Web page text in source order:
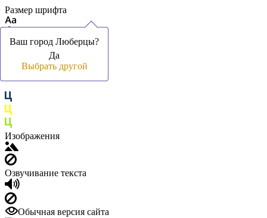
Размер шрифта
Цвет фона и шрифта
Изображения
Озвучивание текста
Обычная версия сайта
Ваш город Люберцы?
Да
Выбрать другой
Ваш город Люберцы?
Да
Выбрать другой